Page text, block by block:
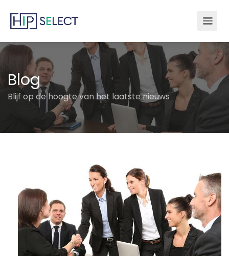
Blog
Blijf op de hoogte van het laatste nieuws